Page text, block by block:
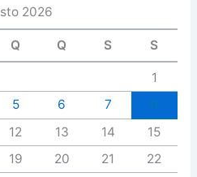
2026
Q Q S S
1
5 6 7
12 13 14
15
19 20 21
22